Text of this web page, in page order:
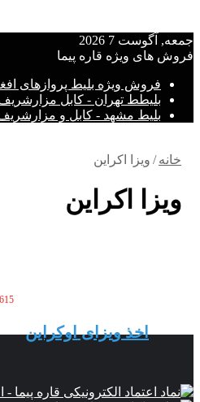
جمعه, آگوست 7 2026
فروش های ویژه قاره پیما
فروش ویژه بلیط پروازهای
بلیطط تهران - کابل مزارشریف
بلیط مشهد - کابل و
خانه / ویزا اکراین
ویزا اکراین
اخذ ویزای اوکراین